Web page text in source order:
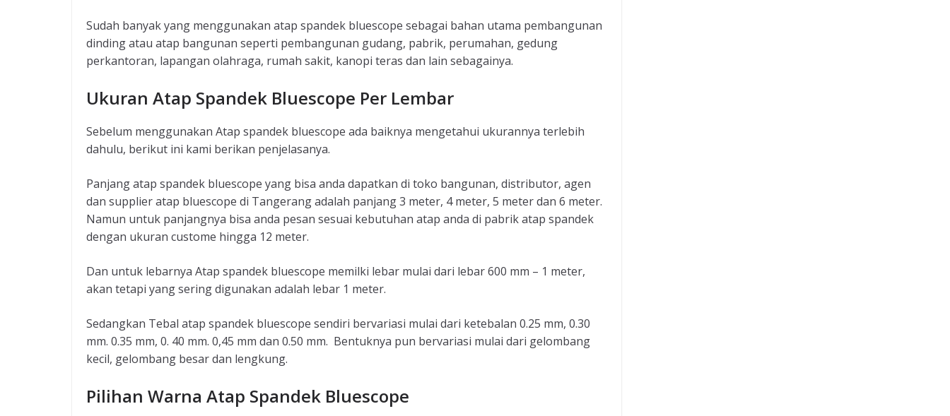
Sudah banyak yang menggunakan atap spandek bluescope sebagai bahan utama pembangunan
dinding atau atap bangunan seperti pembangunan gudang, pabrik, perumahan, gedung
perkantoran, lapangan olahraga, rumah sakit, kanopi teras dan lain sebagainya.
Ukuran Atap Spandek Bluescope Per Lembar
Sebelum menggunakan Atap spandek bluescope ada baiknya mengetahui ukurannya terlebih
dahulu, berikut ini kami berikan penjelasanya.
Panjang atap spandek bluescope yang bisa anda dapatkan di toko bangunan, distributor, agen
dan supplier atap bluescope di Tangerang adalah panjang 3 meter, 4 meter, 5 meter dan 6 meter.
Namun untuk panjangnya bisa anda pesan sesuai kebutuhan atap anda di pabrik atap spandek
dengan ukuran custome hingga 12 meter.
Dan untuk lebarnya Atap spandek bluescope memilki lebar mulai dari lebar 600 mm – 1 meter,
akan tetapi yang sering digunakan adalah lebar 1 meter.
Sedangkan Tebal atap spandek bluescope sendiri bervariasi mulai dari ketebalan 0.25 mm, 0.30
mm. 0.35 mm, 0. 40 mm. 0,45 mm dan 0.50 mm. Bentuknya pun bervariasi mulai dari gelombang
kecil, gelombang besar dan lengkung.
Pilihan Warna Atap Spandek Bluescope